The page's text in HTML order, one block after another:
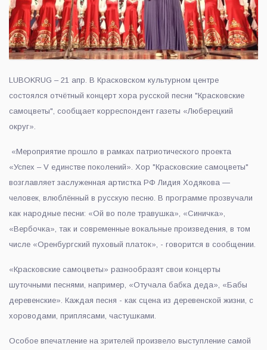
LUBOKRUG – 21 апр. В Красковском культурном центре
состоялся отчётный концерт хора русской песни "Красковские
самоцветы", сообщает корреспондент газеты «Люберецкий
округ».
«Мероприятие прошло в рамках патриотического проекта
«Успех – V единстве поколений». Хор "Красковские самоцветы"
возглавляет заслуженная артистка РФ Лидия Ходякова —
человек, влюблённый в русскую песню. В программе прозвучали
как народные песни: «Ой во поле травушка», «Синичка»,
«Вербочка», так и современные вокальные произведения, в том
числе «Оренбургский пуховый платок», - говорится в сообщении.
«Красковские самоцветы» разнообразят свои концерты
шуточными песнями, например, «Отучала бабка деда», «Бабы
деревенские». Каждая песня - как сцена из деревенской жизни, с
хороводами, приплясами, частушками.
Особое впечатление на зрителей произвело выступление самой